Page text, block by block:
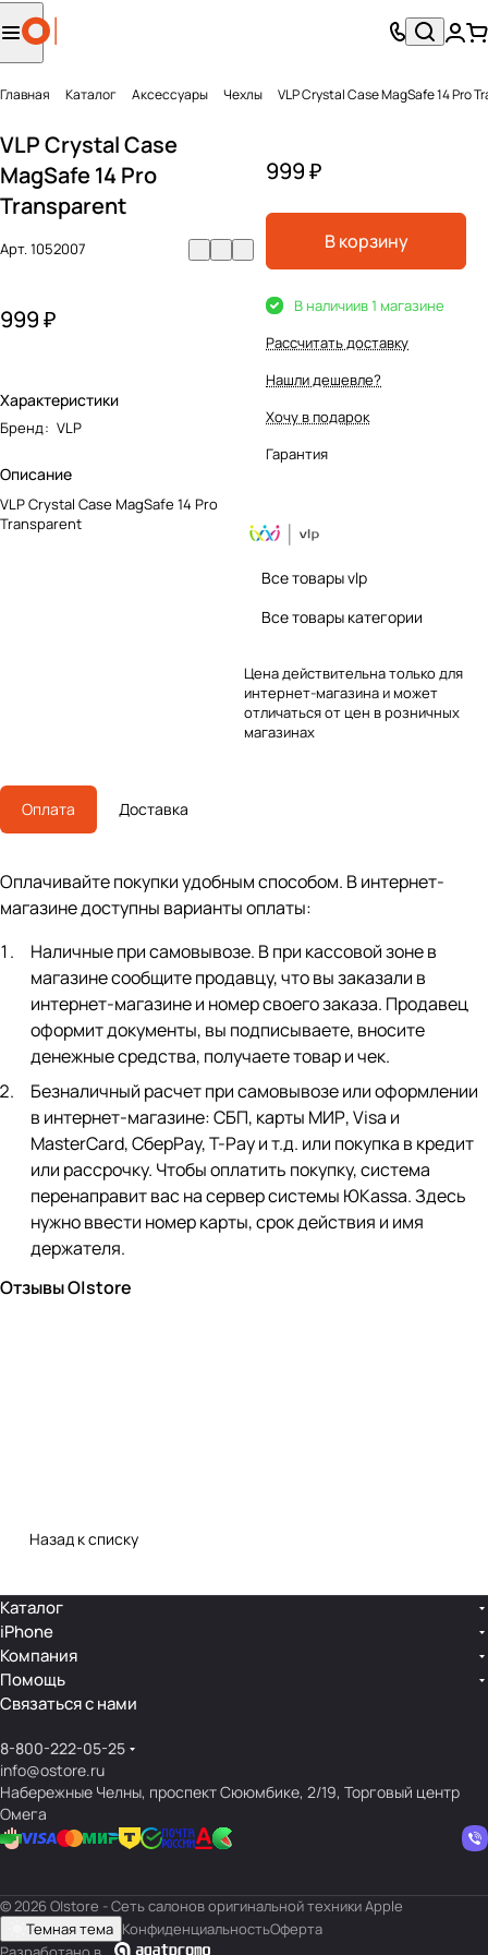
Главная Каталог Аксесcуары Чехлы VLP Crystal Case MagSafe 14 Pro
VLP Crystal Case
MagSafe 14 Pro
Transparent
Арт.1052007
999 ₽
Характеристики
Бренд: VLP
Описание
VLP Crystal Case MagSafe 14 Pro
Transparent
999 ₽
В корзину
В наличиив 1 магазине
Рассчитать доставку
Нашли дешевле?
Хочу в подарок
Гарантия
Все товары vlp
Все товары категории
Цена действительна только для
интернет-магазина и может
отличаться от цен в розничных
магазинах
Оплата Доставка
Оплачивайте покупки удобным способом. В интернет-
магазине доступны варианты оплаты:
Наличные при самовывозе. В при кассовой зоне в
магазине сообщите продавцу, что вы заказали в
интернет-магазине и номер своего заказа. Продавец
оформит документы, вы подписываете, вносите
денежные средства, получаете товар и чек.
Безналичный расчет при самовывозе или оформлении
в интернет-магазине: СБП, карты МИР, Visa и
MasterCard, СберPay, Т-Pay и т.д. или покупка в кредит
или рассрочку. Чтобы оплатить покупку, система
перенаправит вас на сервер системы ЮKassa. Здесь
нужно ввести номер карты, срок действия и имя
держателя.
Отзывы O|store
Назад к списку
Каталог
iPhone
Компания
Помощь
Связаться с нами
8-800-222-05-25
info@ostore.ru
Набережные Челны, проспект Сююмбике, 2/19, Торговый центр
Омега
© 2026 O|store - Сеть салонов оригинальной техники Apple
Темная тема КонфиденциальностьОферта